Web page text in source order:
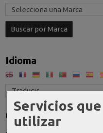
Idioma
Costes de Envío
Servicios
utilizar